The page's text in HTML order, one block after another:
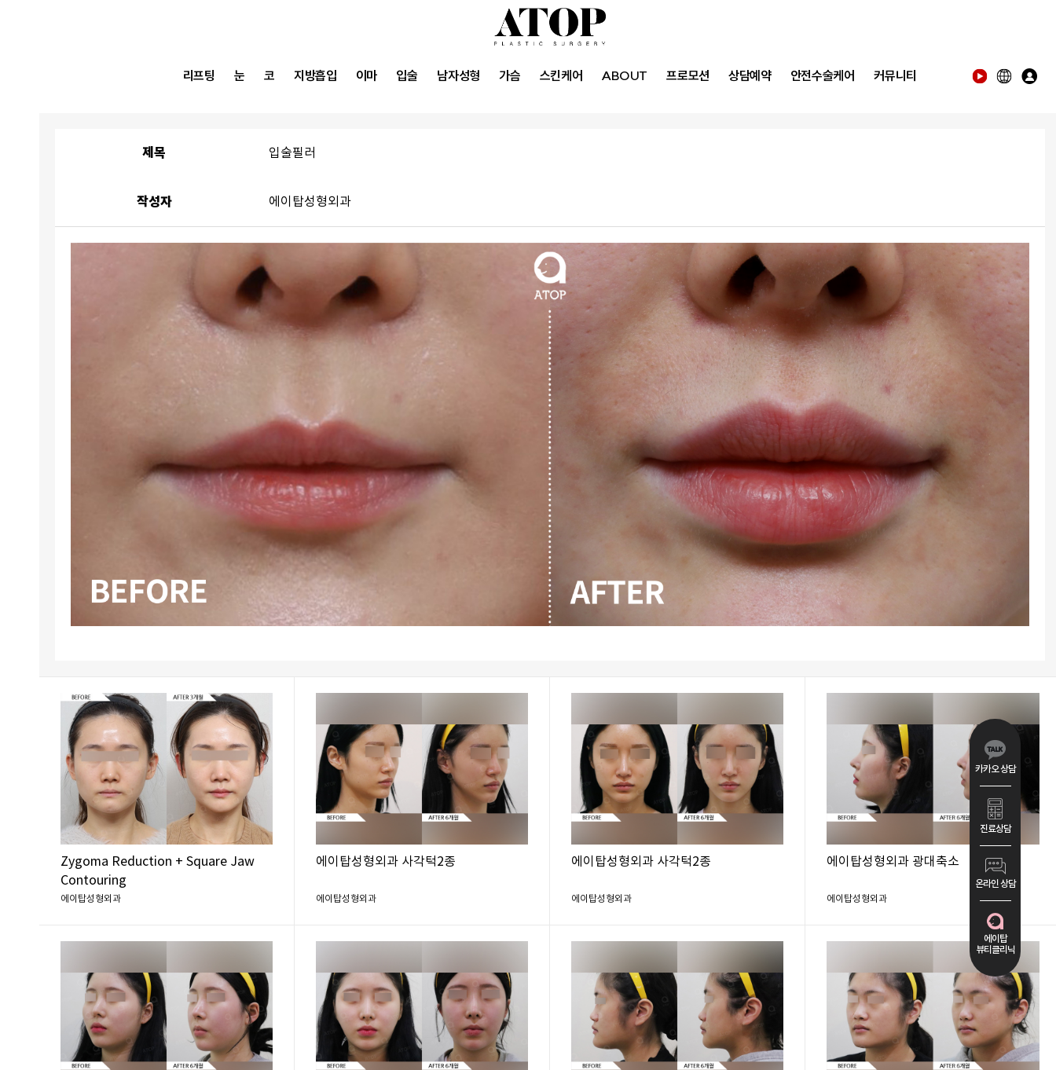
리프팅 눈 코 지방흡입 이마 입술 남자성형 가슴 스킨케어 ABOUT 프로모션 상담예약 안전수술케어 커뮤니티
제목 입술필러
작성자 에이탑성형외과
Zygoma Reduction + Square Jaw
Contouring
에이탑성형외과
에이탑성형외과 사각턱2종
에이탑성형외과
에이탑성형외과 사각턱2종
에이탑성형외과
에이탑성형외과 광대축소
에이탑성형외과
카카오 상담
진료상담
온라인 상담
에이탑
뷰티클리닉